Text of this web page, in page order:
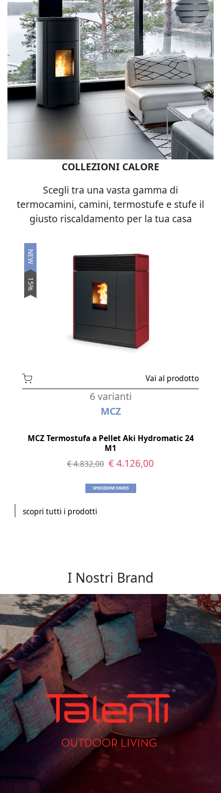
COLLEZIONI CALORE
Scegli tra una vasta gamma di
termocamini, camini, termostufe e stufe il
giusto riscaldamento per la tua casa
NEW
15%
Vai al prodotto
6 varianti
MCZ
MCZ Termostufa a Pellet Aki Hydromatic 24
M1
€ 4.832,00 € 4.126,00
SPEDIZIONE GRATIS
scopri tutti i prodotti
I Nostri Brand